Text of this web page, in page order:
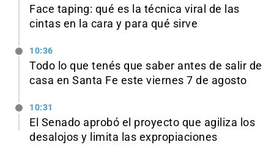
Face taping: qué es la técnica viral de las
cintas en la cara y para qué sirve
10:36
Todo lo que tenés que saber antes de salir de
casa en Santa Fe este viernes 7 de agosto
10:31
El Senado aprobó el proyecto que agiliza los
desalojos y limita las expropiaciones